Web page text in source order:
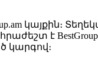
կայքին։
է
կարգով։